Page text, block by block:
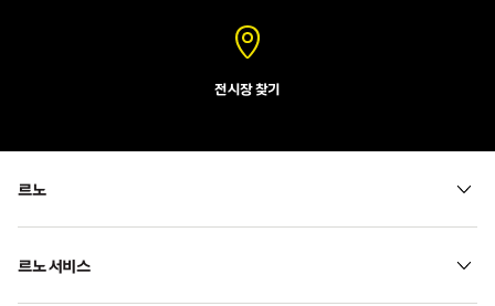
전시장 찾기
르노
르노 서비스